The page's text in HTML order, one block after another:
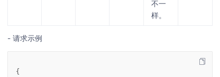
不一
样。
- 请求示例
{